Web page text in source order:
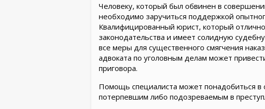
Человеку, который был обвинен в
необходимо заручиться поддержкой
Квалифицированный юрист, который
законодательства и имеет солидную
все меры для существенного смягчения
адвоката по уголовным делам может
приговора.
Помощь специалиста может понадобиться в
потерпевшим либо подозреваемым в